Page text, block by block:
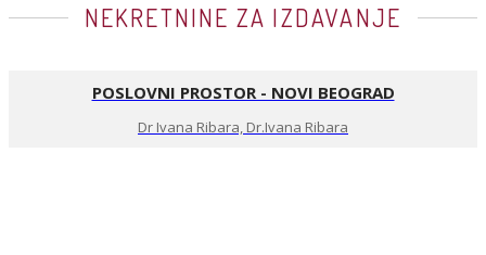
NEKRETNINE ZA IZDAVANJE
POSLOVNI PROSTOR - NOVI BEOGRAD
Dr Ivana Ribara, Dr.Ivana Ribara